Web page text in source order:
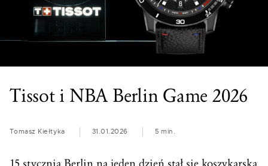
Tissot i NBA Berlin Game 2026
Tomasz Kiełtyka 31.01.2026 5 min.